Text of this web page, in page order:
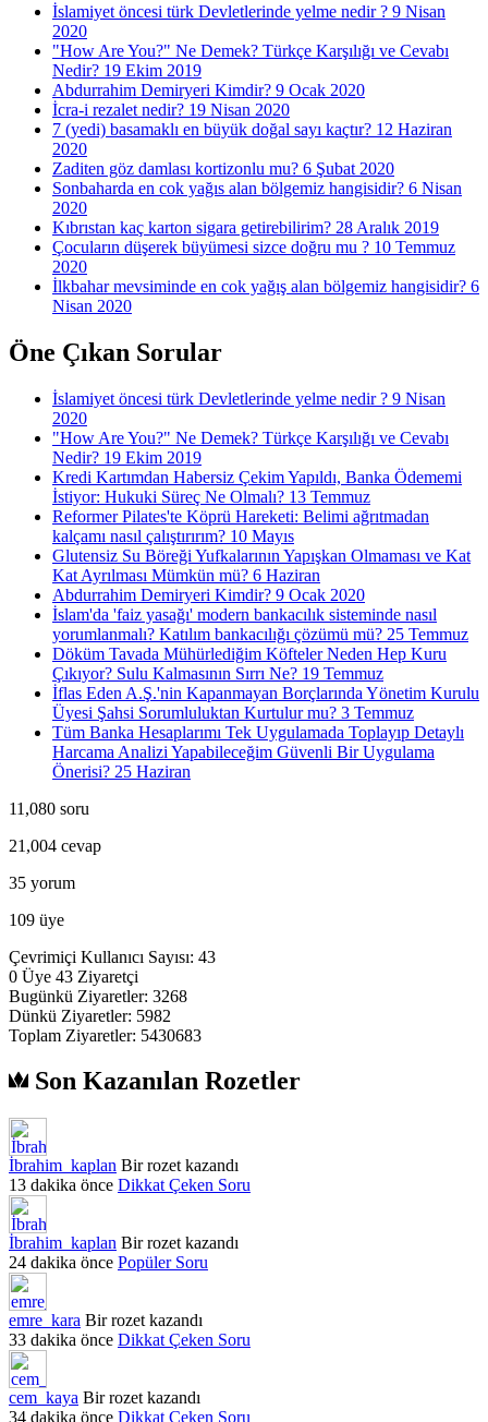
İslamiyet öncesi türk Devletlerinde yelme nedir ? 9 Nisan
2020
"How Are You?" Ne Demek? Türkçe Karşılığı ve Cevabı
Nedir? 19 Ekim 2019
Abdurrahim Demiryeri Kimdir? 9 Ocak 2020
İcra-i rezalet nedir? 19 Nisan 2020
7 (yedi) basamaklı en büyük doğal sayı kaçtır? 12 Haziran
2020
Zaditen göz damlası kortizonlu mu? 6 Şubat 2020
Sonbaharda en cok yağıs alan bölgemiz hangisidir? 6 Nisan
2020
Kıbrıstan kaç karton sigara getirebilirim? 28 Aralık 2019
Çocuların düşerek büyümesi sizce doğru mu ? 10 Temmuz
2020
İlkbahar mevsiminde en cok yağış alan bölgemiz hangisidir? 6
Nisan 2020
Öne Çıkan Sorular
İslamiyet öncesi türk Devletlerinde yelme nedir ? 9 Nisan
2020
"How Are You?" Ne Demek? Türkçe Karşılığı ve Cevabı
Nedir? 19 Ekim 2019
Kredi Kartımdan Habersiz Çekim Yapıldı, Banka Ödememi
İstiyor: Hukuki Süreç Ne Olmalı? 13 Temmuz
Reformer Pilates'te Köprü Hareketi: Belimi ağrıtmadan
kalçamı nasıl çalıştırırım? 10 Mayıs
Glutensiz Su Böreği Yufkalarının Yapışkan Olmaması ve Kat
Kat Ayrılması Mümkün mü? 6 Haziran
Abdurrahim Demiryeri Kimdir? 9 Ocak 2020
İslam'da 'faiz yasağı' modern bankacılık sisteminde nasıl
yorumlanmalı? Katılım bankacılığı çözümü mü? 25 Temmuz
Döküm Tavada Mühürlediğim Köfteler Neden Hep Kuru
Çıkıyor? Sulu Kalmasının Sırrı Ne? 19 Temmuz
İflas Eden A.Ş.'nin Kapanmayan Borçlarında Yönetim Kurulu
Üyesi Şahsi Sorumluluktan Kurtulur mu? 3 Temmuz
Tüm Banka Hesaplarımı Tek Uygulamada Toplayıp Detaylı
Harcama Analizi Yapabileceğim Güvenli Bir Uygulama
Önerisi? 25 Haziran
11,080 soru
21,004 cevap
35 yorum
109 üye
Çevrimiçi Kullanıcı Sayısı: 43
0 Üye 43 Ziyaretçi
Bugünkü Ziyaretler: 3268
Dünkü Ziyaretler: 5982
Toplam Ziyaretler: 5430683
Son Kazanılan Rozetler
İbrahim_kaplan Bir rozet kazandı
13 dakika önce Dikkat Çeken Soru
İbrahim_kaplan Bir rozet kazandı
24 dakika önce Popüler Soru
emre_kara Bir rozet kazandı
33 dakika önce Dikkat Çeken Soru
cem_kaya Bir rozet kazandı
34 dakika önce Dikkat Çeken Soru